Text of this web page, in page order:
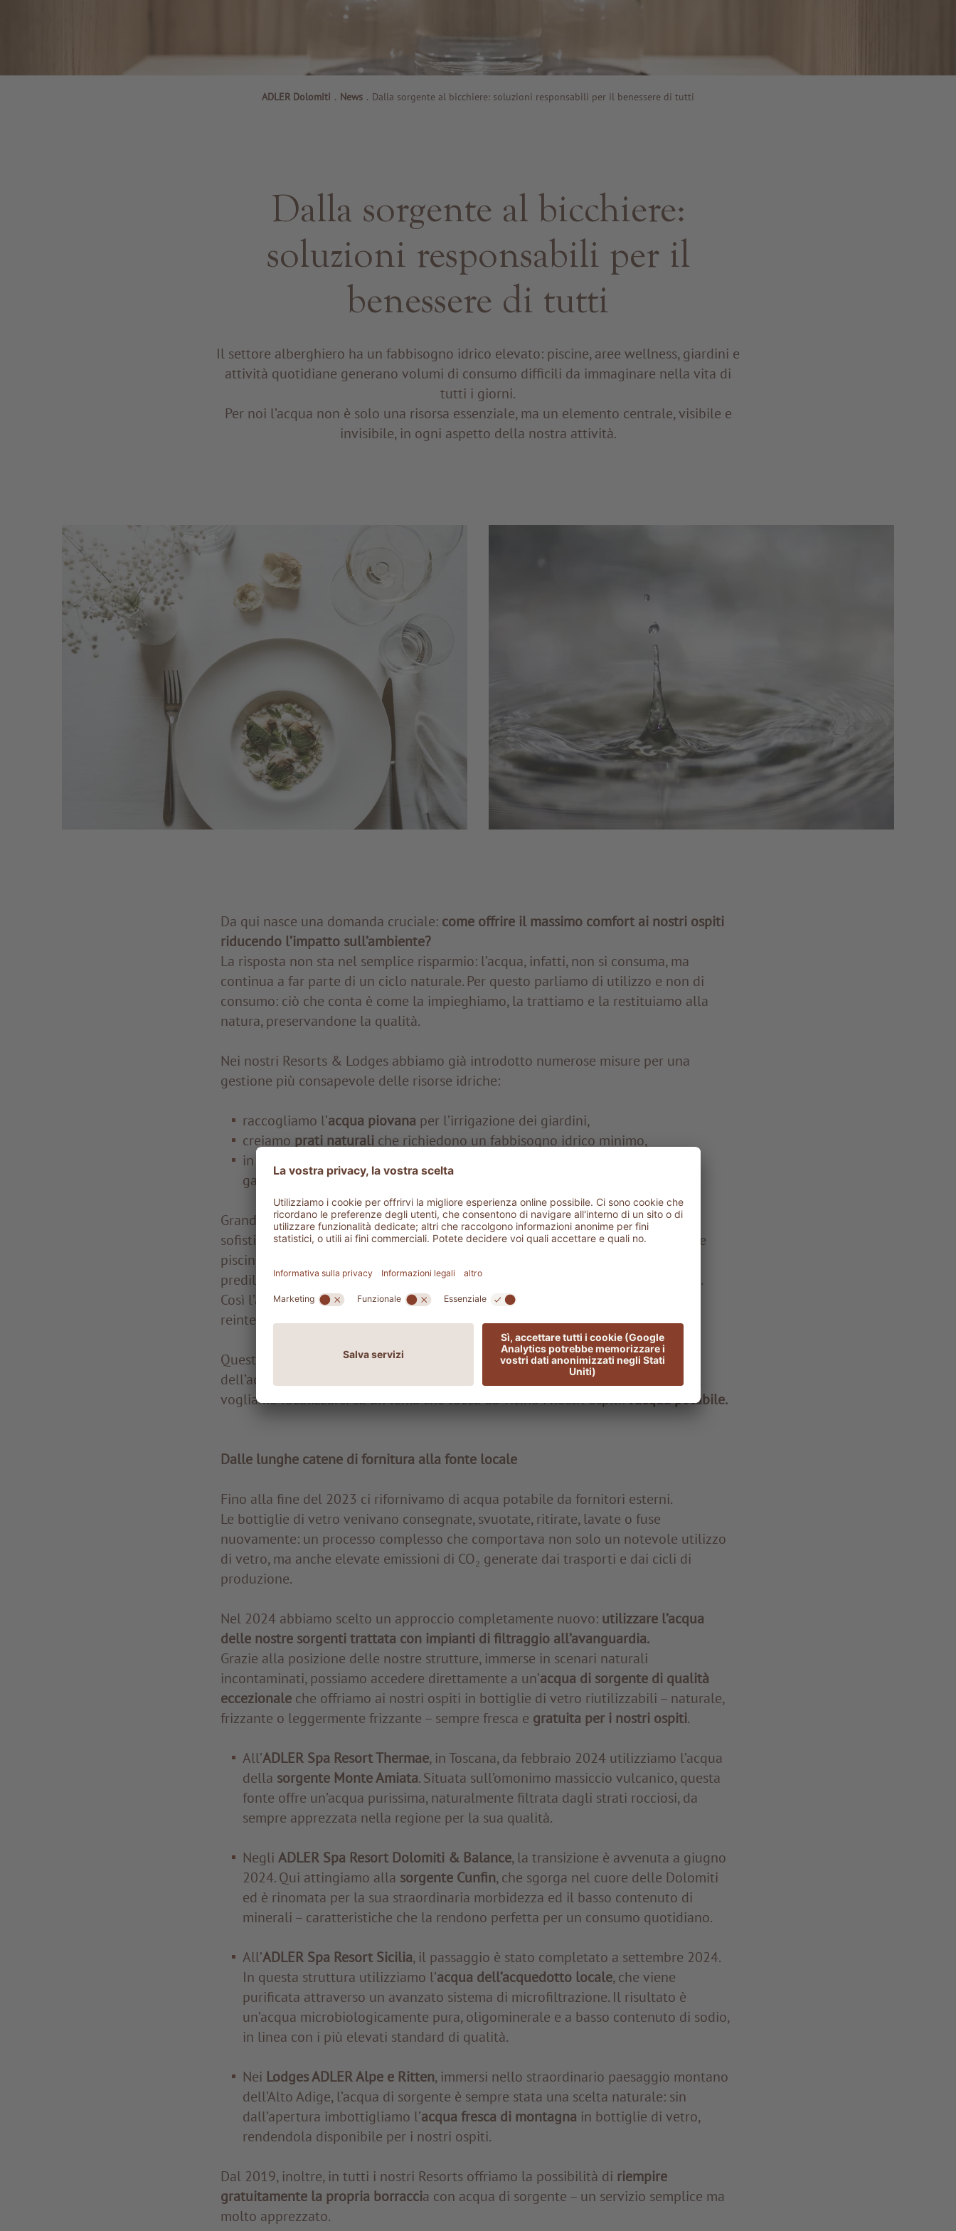
ADLER Dolomiti . News . Dalla sorgente al bicchiere: soluzioni responsabili per il benessere di tutti
Dalla sorgente al bicchiere:
soluzioni responsabili per il
benessere di tutti
Il settore alberghiero ha un fabbisogno idrico elevato: piscine, aree wellness, giardini e
attività quotidiane generano volumi di consumo difficili da immaginare nella vita di
tutti i giorni.
Per noi l’acqua non è solo una risorsa essenziale, ma un elemento centrale, visibile e
invisibile, in ogni aspetto della nostra attività.
Da qui nasce una domanda cruciale: come offrire il massimo comfort ai nostri ospiti
riducendo l’impatto sull’ambiente?
La risposta non sta nel semplice risparmio: l’acqua, infatti, non si consuma, ma
continua a far parte di un ciclo naturale. Per questo parliamo di utilizzo e non di
consumo: ciò che conta è come la impieghiamo, la trattiamo e la restituiamo alla
natura, preservandone la qualità.
Nei nostri Resorts & Lodges abbiamo già introdotto numerose misure per una
gestione più consapevole delle risorse idriche:
raccogliamo l’acqua piovanaper l’irrigazione dei giardini,
creiamo prati naturaliche richiedono un fabbisogno idrico minimo,
in Toscana e in Sicilia disponiamo di
garantiscono la reimmissione di acqua pulita nelle falde acquifere.
Grande attenzione è inoltre dedicata allariduzione delle sostanze chimiche:
sofisticati sistemi di filtraggio permettono di mantenere una buona qualità delle
piscine con un uso minimo di prodotti, mentre nella pulizia e nelle lavanderie
prediligiamodetergenti ecologici e biologici
conformi ai nostri standard ADLER.
Così l’acqua, al termine del suo ciclo, può tornare all’ambiente senza rischi,
reintegrandosi nel suo percorso naturale.
Questi sono solo alcuni esempi di un impegno che va oltre la gestione diretta
dell’acqua e rientra nella nostra visione di sostenibilità. In questo articolo, però,
vogliamo focalizzarci su un tema che tocca da vicino i nostri ospiti:l’acqua potabile.
Dalle lunghe catene di fornitura alla fonte locale
Fino alla fine del 2023 ci rifornivamo di acqua potabile da fornitori esterni.
Le bottiglie di vetro venivano consegnate, svuotate, ritirate, lavate o fuse
nuovamente: un processo complesso che comportava non solo un notevole utilizzo
di vetro, ma anche elevate emissioni di CO₂ generate dai trasporti e dai cicli di
produzione.
Nel 2024 abbiamo scelto un approccio completamente nuovo: utilizzare l’acqua
delle nostre sorgenti trattata con impianti di filtraggio all’avanguardia.
Grazie alla posizione delle nostre strutture, immerse in scenari naturali
incontaminati, possiamo accedere direttamente a un’acqua di sorgente di qualità
eccezionale che offriamo ai nostri ospiti in bottiglie di vetro riutilizzabili – naturale,
frizzante o leggermente frizzante – sempre fresca e gratuita per i nostri ospiti.
All’ADLER Spa Resort Thermae, in Toscana, da febbraio 2024 utilizziamo l’acqua
della sorgente Monte Amiata. Situata sull’omonimo massiccio vulcanico, questa
fonte offre un’acqua purissima, naturalmente filtrata dagli strati rocciosi, da
sempre apprezzata nella regione per la sua qualità.
Negli ADLER Spa Resort Dolomiti & Balance, la transizione è avvenuta a giugno
2024. Qui attingiamo alla sorgente Cunfin, che sgorga nel cuore delle Dolomiti
ed è rinomata per la sua straordinaria morbidezza ed il basso contenuto di
minerali – caratteristiche che la rendono perfetta per un consumo quotidiano.
All’ADLER Spa Resort Sicilia, il passaggio è stato completato a settembre 2024.
In questa struttura utilizziamo l’acqua dell’acquedotto locale, che viene
purificata attraverso un avanzato sistema di microfiltrazione. Il risultato è
un’acqua microbiologicamente pura, oligominerale e a basso contenuto di sodio,
in linea con i più elevati standard di qualità.
Nei Lodges ADLER Alpe e Ritten, immersi nello straordinario paesaggio montano
dell’Alto Adige, l’acqua di sorgente è sempre stata una scelta naturale: sin
dall’apertura imbottigliamo l’acqua fresca di montagnain bottiglie di vetro,
rendendola disponibile per i nostri ospiti.
Dal 2019, inoltre, in tutti i nostri Resorts offriamo la possibilità di riempire
gratuitamente la propria borraccia con acqua di sorgente – un servizio semplice ma
molto apprezzato.